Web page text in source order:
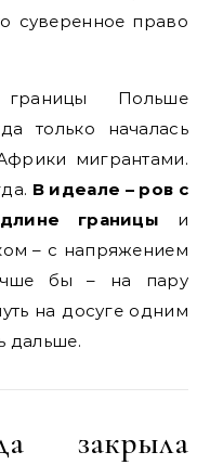
суверенное право
границы Польше
только началась
мигрантами.
В идеале – ров с
границы и
– с напряжением
бы – на пару
на досуге одним
дальше.
закрыла